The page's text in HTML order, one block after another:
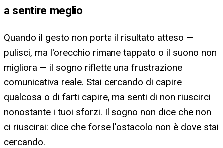
a sentire meglio
Quando il gesto non porta il risultato atteso —
pulisci, ma l'orecchio rimane tappato o il suono non
migliora — il sogno riflette una frustrazione
comunicativa reale. Stai cercando di capire
qualcosa o di farti capire, ma senti di non riuscirci
nonostante i tuoi sforzi. Il sogno non dice che non
ci riuscirai: dice che forse l'ostacolo non è dove stai
cercando.